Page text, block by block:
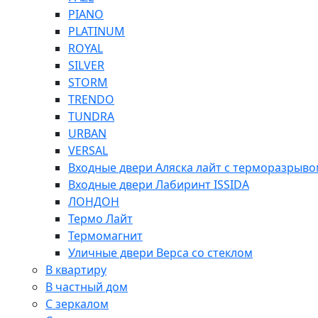
PIANO
PLATINUM
ROYAL
SILVER
STORM
TRENDO
TUNDRA
URBAN
VERSAL
Входные двери Аляска лайт с
Входные двери Лабиринт ISSIDA
ЛОНДОН
Термо Лайт
Термомагнит
Уличные двери Верса со стеклом
В квартиру
В частный дом
С зеркалом